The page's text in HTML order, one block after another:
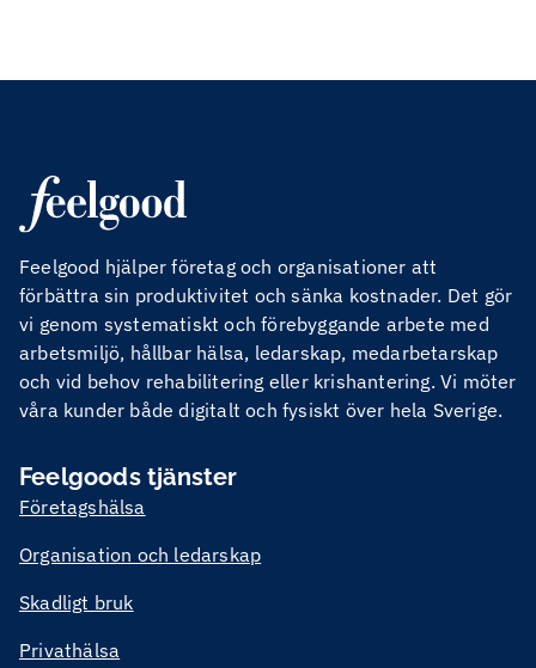
Feelgood hjälper företag och organisationer att
förbättra sin produktivitet och sänka kostnader. Det gör
vi genom systematiskt och förebyggande arbete med
arbetsmiljö, hållbar hälsa, ledarskap, medarbetarskap
och vid behov rehabilitering eller krishantering. Vi möter
våra kunder både digitalt och fysiskt över hela Sverige.
Feelgoods tjänster
Företagshälsa
Organisation och ledarskap
Skadligt bruk
Privathälsa